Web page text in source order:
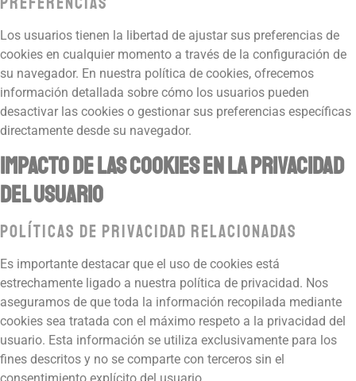
Los usuarios tienen la libertad de ajustar sus preferencias de
cookies en cualquier momento a través de la configuración de
su navegador. En nuestra política de cookies, ofrecemos
información detallada sobre cómo los usuarios pueden
desactivar las cookies o gestionar sus preferencias específicas
directamente desde su navegador.
Impacto de las Cookies en la Privacidad
del Usuario
Políticas de Privacidad Relacionadas
Es importante destacar que el uso de cookies está
estrechamente ligado a nuestra política de privacidad. Nos
aseguramos de que toda la información recopilada mediante
cookies sea tratada con el máximo respeto a la privacidad del
usuario. Esta información se utiliza exclusivamente para los
fines descritos y no se comparte con terceros sin el